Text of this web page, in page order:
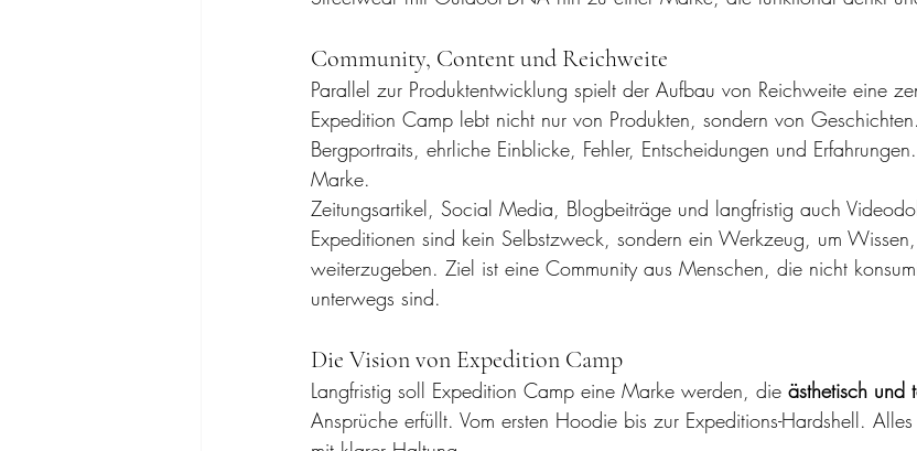
Community, Content und Reichweite
Parallel zur Produktentwicklung spielt der Aufbau von Reichweite eine
Expedition Camp lebt nicht nur von Produkten, sondern von
Bergportraits, ehrliche Einblicke, Fehler, Entscheidungen und
Marke.
Zeitungsartikel, Social Media, Blogbeiträge und langfristig auch
Expeditionen sind kein Selbstzweck, sondern ein Werkzeug, um
weiterzugeben. Ziel ist eine Community aus Menschen, die nicht
unterwegs sind.
Die Vision von Expedition Camp
Langfristig soll Expedition Camp eine Marke werden, die ästhetisch und
Ansprüche erfüllt. Vom ersten Hoodie bis zur Expeditions-Hardshell.